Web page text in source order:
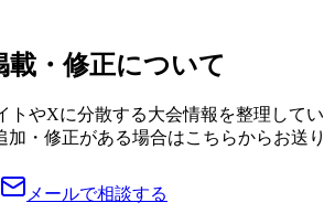
載・修正について
トやXに分散する大会情報を整理してい
加・修正がある場合はこちらからお送り
メールで相談する